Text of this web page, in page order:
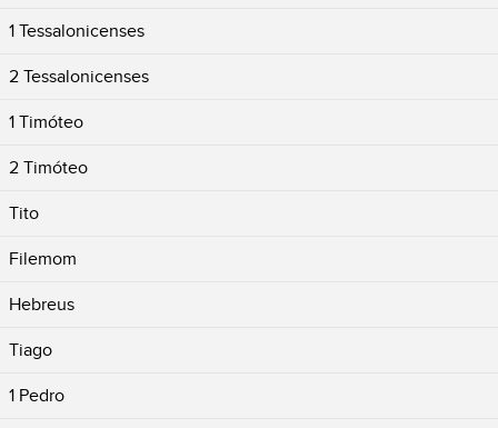
1 Tessalonicenses
2 Tessalonicenses
1 Timóteo
2 Timóteo
Tito
Filemom
Hebreus
Tiago
1 Pedro